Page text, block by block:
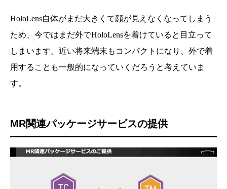
HoloLens自体がまだ大きくて顔が見えなくなってしまう
ため、今ではまだ外でHoloLensを着けていると目立って
しまいます。近い将来端末もコンパクトになり、外で着
用することも一般的になっていくだろうと考えていま
す。
MR関連パッケージサービスの提供